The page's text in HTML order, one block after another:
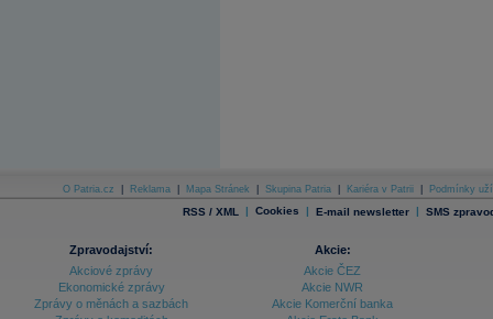
O Patria.cz Reklama Mapa Stránek Skupina Patria Kariéra v Patrii Podmínky
RSS / XML | Cookies | E-mail newsletter | SMS
Zpravodajství:
Akciové zprávy
Ekonomické zprávy
Zprávy o měnách a sazbách
Akcie:
Akcie ČEZ
Akcie NWR
Akcie Komerční banka